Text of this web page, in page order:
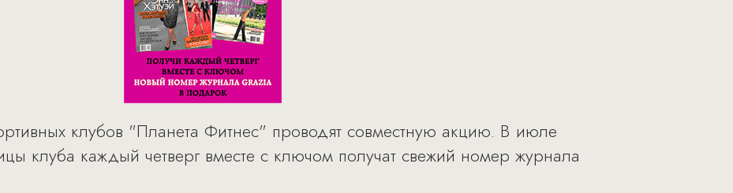
клубов "Планета Фитнес" проводят совместную акцию. В июле
клуба каждый четверг вместе с ключом получат свежий номер журнала